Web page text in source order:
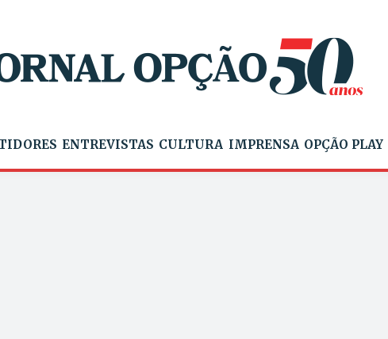
ENTREVISTAS CULTURA IMPRENSA OPÇÃO PLAY